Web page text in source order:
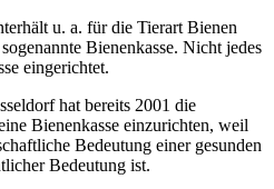
u. a. für die Tierart Bienen
Bienenkasse. Nicht jedes
eingerichtet.
hat bereits 2001 die
Bienenkasse einzurichten, weil
Bedeutung einer gesunden
Bedeutung ist.